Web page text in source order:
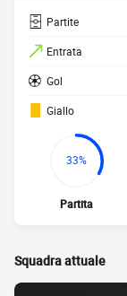
Partite
Entrata
Gol
Giallo
33%
Partita
Squadra attuale